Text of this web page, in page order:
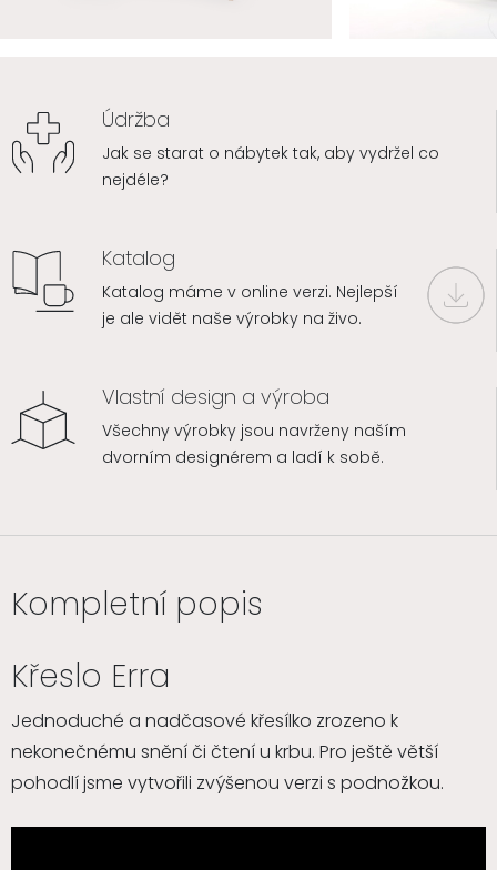
Údržba
Jak se starat o nábytek tak, aby vydržel co
nejdéle?
Katalog
Katalog máme v online verzi. Nejlepší
je ale vidět naše výrobky na živo.
Vlastní design a výroba
Všechny výrobky jsou navrženy naším
dvorním designérem a ladí k sobě.
Kompletní popis
Křeslo Erra
Jednoduché a nadčasové křesílko zrozeno k
nekonečnému snění či čtení u krbu. Pro ještě větší
pohodlí jsme vytvořili zvýšenou verzi s podnožkou.